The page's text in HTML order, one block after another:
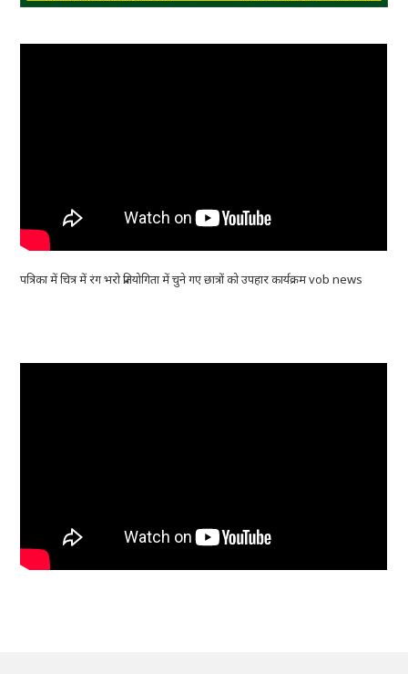
पत्रिका में चित्र में रंग भरो प्रतियोगिता में चुने गए छात्रों को उपहार कार्यक्रम vob news